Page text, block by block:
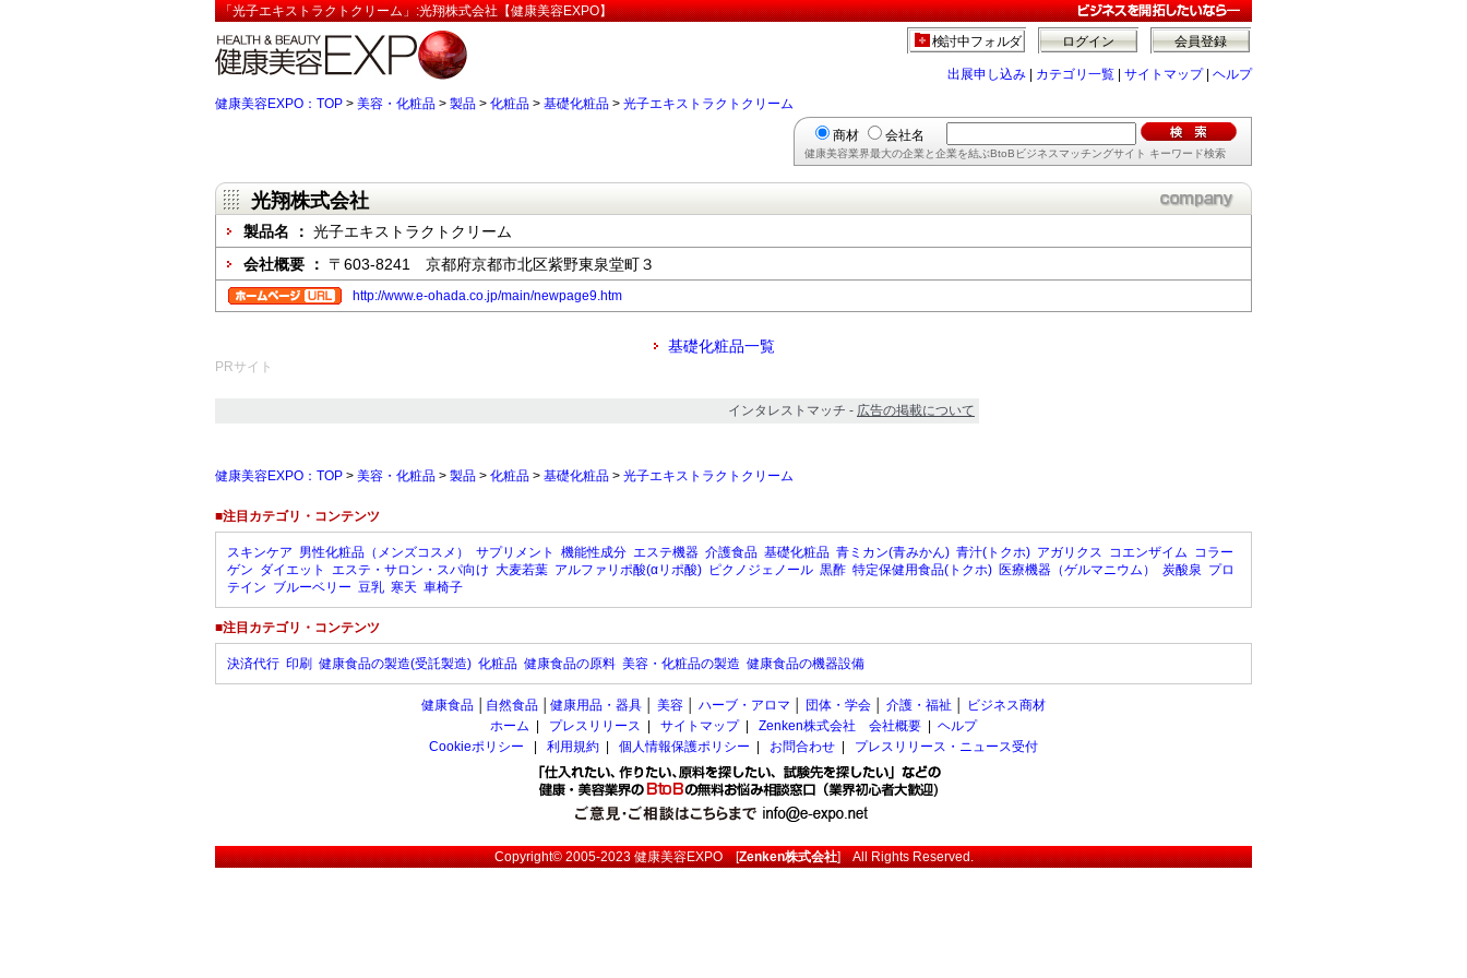
「光子エキストラクトクリーム」:光翔株式会社【健康美容EXPO】
会員登録
ログイン
検討中フォルダ
出展申し込み カテゴリ一覧 サイトマップ| ヘルプ
健康美容EXPO：TOP > 美容・化粧品 > 製品 > 化粧品 > 基礎化粧品 > 光子エキストラクトクリーム
商材 会社名
健康美容業界最大の企業と企業を結ぶBtoBビジネスマッチングサイト キーワード検索
光翔株式会社
製品名 ： 光子エキストラクトクリーム
会社概要 ： 〒603-8241 京都府京都市北区紫野東泉堂町３
http://www.e-ohada.co.jp/main/newpage9.htm
基礎化粧品一覧
PRサイト
インタレストマッチ - 広告の掲載について
健康美容EXPO：TOP > 美容・化粧品 > 製品 > 化粧品 > 基礎化粧品 > 光子エキストラクトクリーム
■注目カテゴリ・コンテンツ
スキンケア 男性化粧品（メンズコスメ） サプリメント 機能性成分 エステ機器 介護食品 基礎化粧品 青ミカン(青みかん) 青汁(トクホ) アガリクス コエンザイム コラー
ゲン ダイエット エステ・サロン・スパ向け 大麦若葉 アルファリポ酸(αリポ酸) ピクノジェノール 黒酢 特定保健用食品(トクホ) 医療機器（ゲルマニウム） 炭酸泉 プロ
テイン ブルーベリー 豆乳 寒天 車椅子
■注目カテゴリ・コンテンツ
決済代行 印刷 健康食品の製造(受託製造) 化粧品 健康食品の原料 美容・化粧品の製造 健康食品の機器設備
健康食品 自然食品 健康用品・器具 美容 ハーブ・アロマ 団体・学会 介護・福祉
ビジネス商材
ホーム
プレスリリース サイトマップ| Zenken株式会社 会社概要
ヘルプ
Cookieポリシー
利用規約 個人情報保護ポリシー お問合わせ プレスリリース・ニュース受付
Copyright© 2005-2023健康美容EXPO[Zenken株式会社] All Rights Reserved.